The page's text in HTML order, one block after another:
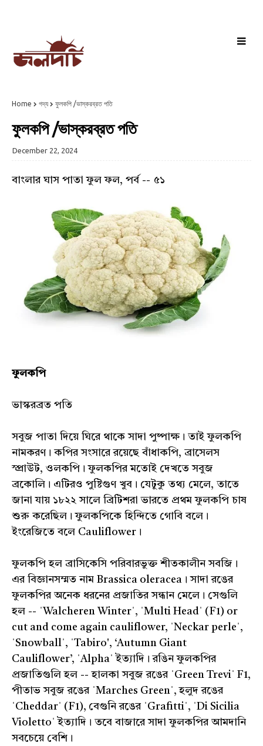
Home গদ্য ফুলকপি /ভাস্করব্রত পতি
ফুলকপি /ভাস্করব্রত পতি
December 22, 2024
বাংলার ঘাস পাতা ফুল ফল, পর্ব -- ৫১
ফুলকপি
ভাস্করব্রত পতি
সবুজ পাতা দিয়ে ঘিরে থাকে সাদা পুষ্পাক্ষ। তাই ফুলকপি
নামকরণ। কপির সংসারে রয়েছে বাঁধাকপি, ব্রাসেলস
স্প্রাউট, ওলকপি। ফুলকপির মতোই দেখতে সবুজ
ব্রকোলি। এটিরও পুষ্টিগুণ খুব। যেটুকু তথ্য মেলে, তাতে
জানা যায় ১৮২২ সালে ব্রিটিশরা ভারতে প্রথম ফুলকপি চাষ
শুরু করেছিল। ফুলকপিকে হিন্দিতে গোবি বলে।
ইংরেজিতে বলে Cauliflower।
ফুলকপি হল ব্রাসিকেসি পরিবারভুক্ত শীতকালীন সবজি।
এর বিজ্ঞানসম্মত নাম Brassica oleracea। সাদা রঙের
ফুলকপির অনেক ধরনের প্রজাতির সন্ধান মেলে। সেগুলি
হল -- ˈWalcheren Winterˈ, ˈMulti Headˈ (F1) or
cut and come again cauliflower, ˈNeckar perleˈ,
ˈSnowballˈ, ˈTabiro', ‘Autumn Giant
Cauliflower’, ˈAlphaˈ ইত্যাদি। রঙিন ফুলকপির
প্রজাতিগুলি হল -- হালকা সবুজ রঙের ˈGreen Treviˈ F1,
পীতাভ সবুজ রঙের ˈMarches Greenˈ, হলুদ রঙের
ˈCheddarˈ (F1), বেগুনি রঙের ˈGrafittiˈ, ˈDi Sicilia
Violettoˈ ইত্যাদি। তবে বাজারে সাদা ফুলকপির আমদানি
সবচেয়ে বেশি।